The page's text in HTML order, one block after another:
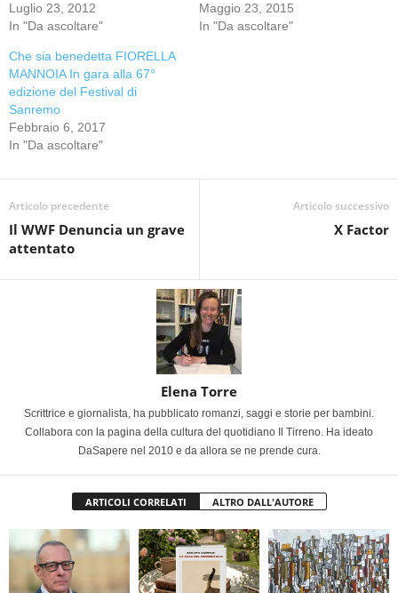
Luglio 23, 2012
In "Da ascoltare"
Maggio 23, 2015
In "Da ascoltare"
Che sia benedetta FIORELLA
MANNOIA In gara alla 67°
edizione del Festival di
Sanremo
Febbraio 6, 2017
In "Da ascoltare"
Articolo precedente
Il WWF Denuncia un grave
attentato
Articolo successivo
X Factor
Elena Torre
Scrittrice e giornalista, ha pubblicato romanzi, saggi e storie per bambini.
Collabora con la pagina della cultura del quotidiano Il Tirreno. Ha ideato
DaSapere nel 2010 e da allora se ne prende cura.
ARTICOLI CORRELATI ALTRO DALL'AUTORE